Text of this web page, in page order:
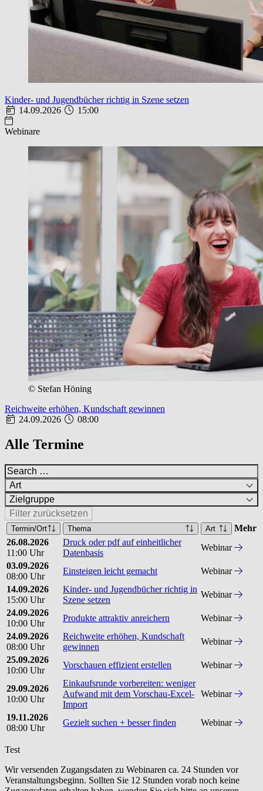
Kinder- und Jugendbücher richtig in Szene setzen
14.09.2026
15:00
Webinare
© Stefan Höning
Reichweite erhöhen, Kundschaft gewinnen
24.09.2026
08:00
Alle Termine
Art
Zielgruppe
Filter zurücksetzen
Termin/Ort Thema Art
Mehr
26.08.2026
11:00 Uhr
Druck oder pdf auf einheitlicher
Datenbasis
Webinar
03.09.2026
08:00 Uhr
Einsteigen leicht gemacht
Webinar
14.09.2026
15:00 Uhr
Kinder- und Jugendbücher richtig in
Szene setzen
Webinar
24.09.2026
10:00 Uhr
Produkte attraktiv anreichern
Webinar
24.09.2026
08:00 Uhr
Reichweite erhöhen, Kundschaft
gewinnen
Webinar
25.09.2026
10:00 Uhr
Vorschauen effizient erstellen Webinar
29.09.2026
10:00 Uhr
Einkaufsrunde vorbereiten: weniger
Aufwand mit dem Vorschau-Excel-
Import
Webinar
19.11.2026
08:00 Uhr
Gezielt suchen + besser finden Webinar
Test
Wir versenden Zugangsdaten zu Webinaren ca. 24 Stunden vor
Veranstaltungsbeginn. Sollten Sie 12 Stunden vorab noch keine